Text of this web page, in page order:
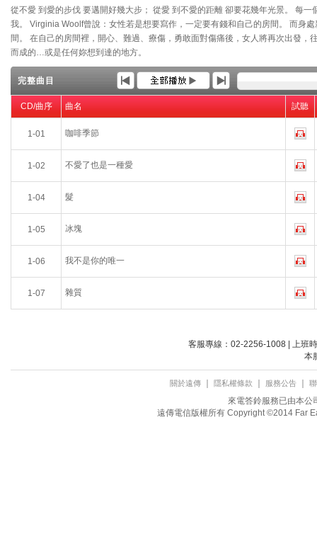
從不愛 到愛的步伐 要邁開好幾大步； 從愛 到不愛的距離 卻要花幾年光景。 每
我。 Virginia Woolf曾說：女性若是想要寫作，一定要有錢和自己的房間。 而身
間。 在自己的房間裡，開心、難過、療傷，勇敢面對傷痛後，女人將再次出發，
而成的…或是任何妳想到達的地方。
完整曲目
CD/曲序 曲名 試聽
1-01 咖啡季節
1-02 不愛了也是一種愛
1-04 髮
1-05 冰塊
1-06 我不是你的唯一
1-07 雜質
客服專線：02-2256-1008 | 上班
本
關於遠傳｜ 隱私權條款 服務公告｜
來電答鈴服務已由本公
遠傳電信版權所有 Copyright ©2014 Far